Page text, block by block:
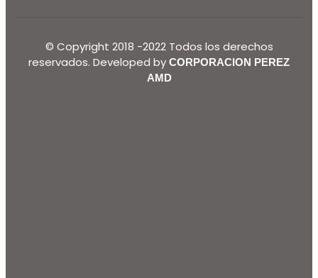
© Copyright 2018 -2022 Todos los derechos
reservados. Developed by CORPORACION PEREZ
AMD